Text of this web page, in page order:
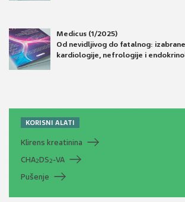
Medicus (1/2025)
Od nevidljivog do fatalnog:
kardiologije, nefrologije i
KORISNI ALATI
Klirens kreatinina
CHA2DS2-VA
Pušenje